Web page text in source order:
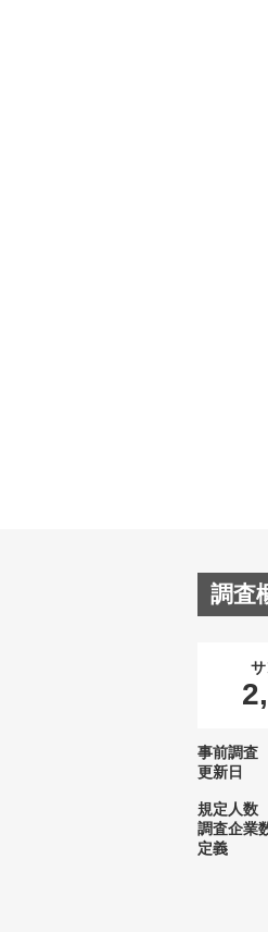
調査
事前調査
更新日
規定人数
調査企業
定義